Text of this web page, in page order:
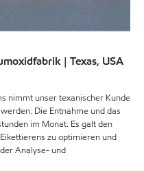
| Texas, USA
nimmt unser texanischer Kunde
Die Entnahme und das
im Monat. Es galt den
zu optimieren und
Analyse- und